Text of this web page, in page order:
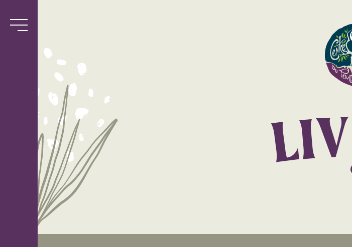
Services
Biblio
l’Antre-
Semeuse
Nouvelles
LIV